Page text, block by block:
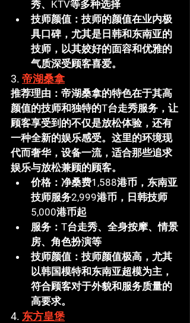
秀、KTV等多种选择
技师颜值 ：技师的颜值在业内极
具口碑，尤其是日韩和东南亚的
技师，以其姣好的面容和优雅的
气质深受顾客喜爱。
3. 帝湖桑拿
推荐理由 ： 帝湖桑拿的特色在于其高
颜值的技师和独特的T台走秀服务，让
顾客享受到的不仅是放松体验，还有
一种全新的娱乐感受。这里的环境现
代而奢华，设备一流，适合那些追求
娱乐与放松兼顾的顾客。
价格：净桑费1,588港币，东南亚
技师服务2,999港币，日韩技师
5,000港币起
服务 ：T台走秀、全身按摩、情景
房、角色扮演等
技师颜值 ：技师颜值极高，尤其
以韩国模特和东南亚超模为主，
符合顾客对于外貌和服务质量的
高要求。
4. 东方皇堡